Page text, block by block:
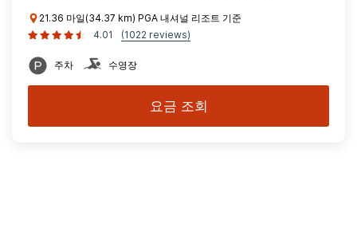
21.36 마일(34.37 km) PGA 내셔널 리조트 기준
4.01
(1022 reviews)
주차 수영장
요금 조회